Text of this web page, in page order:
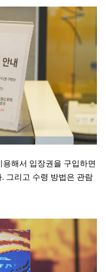
해서 입장권을 구입하면
그리고 수령 방법은 관람